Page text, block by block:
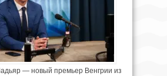
— новый премьер Венгрии из